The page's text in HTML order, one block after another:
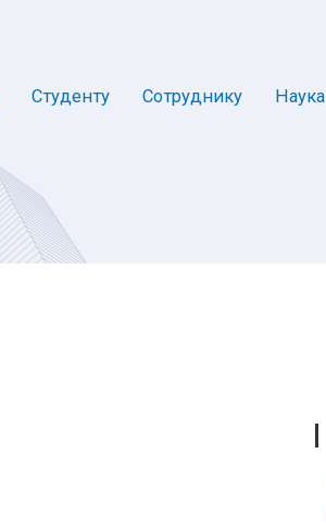
Студенту Сотруднику Наука